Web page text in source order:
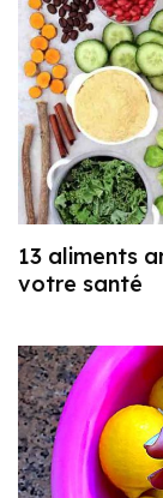
13 aliments
votre santé